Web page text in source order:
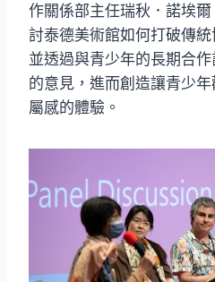
作關係部主任瑞秋．諾埃
討泰德美術館如何打破傳統
並透過與青少年的長期合
的意見，進而創造讓青少
屬感的體驗。